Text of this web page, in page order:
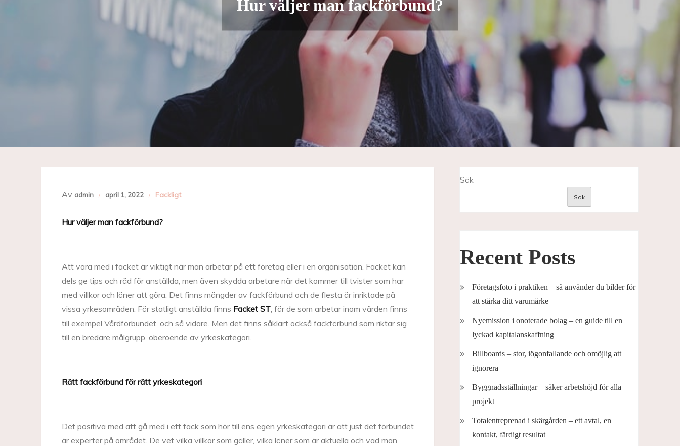
Hur väljer man fackförbund?
Av admin april 1, 2022 Fackligt
Hur väljer man fackförbund?
Att vara med i facket är viktigt när man arbetar på ett företag eller i en organisation. Facket kan
dels ge tips och råd för anställda, men även skydda arbetare när det kommer till tvister som har
med villkor och löner att göra. Det finns mängder av fackförbund och de flesta är inriktade på
vissa yrkesområden. För statligt anställda finns Facket ST, för de som arbetar inom vården finns
till exempel Vårdförbundet, och så vidare. Men det finns såklart också fackförbund som riktar sig
till en bredare målgrupp, oberoende av yrkeskategori.
Rätt fackförbund för rätt yrkeskategori
Det positiva med att gå med i ett fack som hör till ens egen yrkeskategori är att just det förbundet
är experter på området. De vet vilka villkor som gäller, vilka löner som är aktuella och vad man
Sök
Sök
Recent Posts
Företagsfoto i praktiken – så använder du bilder för
att stärka ditt varumärke
Nyemission i onoterade bolag – en guide till en
lyckad kapitalanskaffning
Billboards – stor, iögonfallande och omöjlig att
ignorera
Byggnadsställningar – säker arbetshöjd för alla
projekt
Totalentreprenad i skärgården – ett avtal, en
kontakt, färdigt resultat